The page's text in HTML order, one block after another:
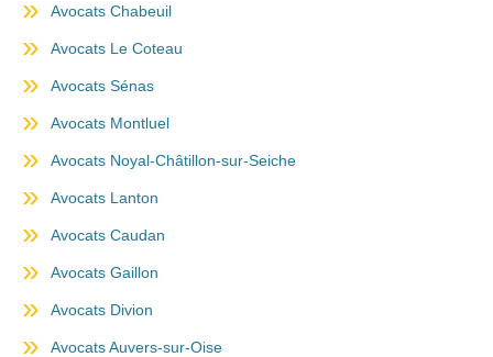
Avocats Chabeuil
Avocats Le Coteau
Avocats Sénas
Avocats Montluel
Avocats Noyal-Châtillon-sur-Seiche
Avocats Lanton
Avocats Caudan
Avocats Gaillon
Avocats Divion
Avocats Auvers-sur-Oise